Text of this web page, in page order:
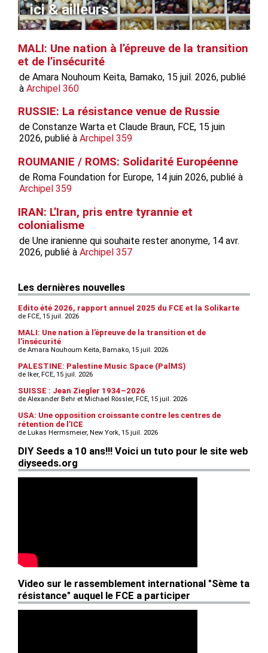
ici & ailleurs
MALI: Une nation à l’épreuve de la transition
et de l’insécurité
de Amara Nouhoum Keita, Bamako, 15 juil. 2026, publié
à Archipel 360
RUSSIE: La résistance venue de Russie
de Constanze Warta et Claude Braun, FCE, 15 juin
2026, publié à Archipel 359
ROUMANIE / ROMS: Solidarité Européenne
de Roma Foundation for Europe, 14 juin 2026, publié à
Archipel 359
IRAN: L’Iran, pris entre tyrannie et
colonialisme
de Une iranienne qui souhaite rester anonyme, 14 avr.
2026, publié à Archipel 357